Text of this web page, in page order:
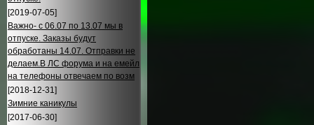
[2019-07-05]
Важно- с 06.07 по 13.07 мы в
отпуске. Заказы будут
обработаны 14.07. Отправки не
делаем.В ЛС форума и на емейл
на телефоны отвечаем по возм
[2018-12-31]
Зимние каникулы
[2017-06-30]